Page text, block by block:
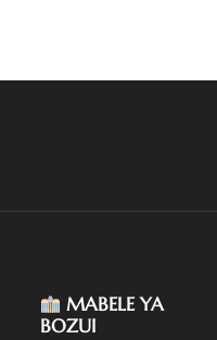
MABELE YA
BOZUI